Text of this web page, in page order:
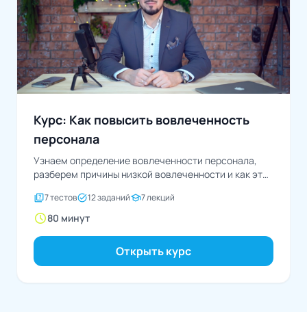
Курс: Как повысить вовлеченность
персонала
Узнаем определение вовлеченности персонала,
разберем причины низкой вовлеченности и как это
quiz7 тестовtask_alt12 заданийschool7 лекций
schedule80 минут
Открыть курс